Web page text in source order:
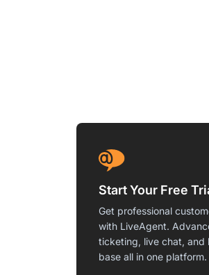
Start Your Free
Get professional
with LiveAgent.
ticketing, live chat, and
base all in one platform.